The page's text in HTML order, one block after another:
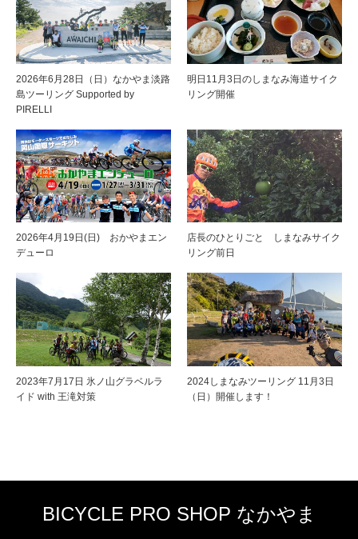
2026年6月28日（日）なかやま淡路
島ツーリング Supported by
PIRELLI
明日11月3日のしまなみ海道サイク
リング開催
2026年4月19日(日) おかやまエン
デューロ
店長のひとりごと しまなみサイク
リング前日
2023年7月17日 氷ノ山グラベルラ
イド with 王滝対策
2024しまなみツーリング 11月3日
（日）開催します！
BICYCLE PRO SHOP なかやま